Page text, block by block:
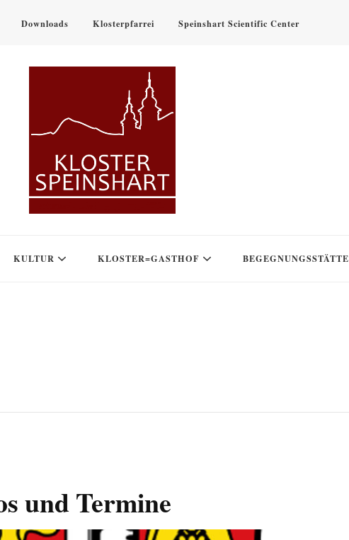
Downloads Klosterpfarrei Speinshart Scientific Center
KULTUR KLOSTER=GASTHOF BEGEGNUNGSSTÄTTE
und Termine